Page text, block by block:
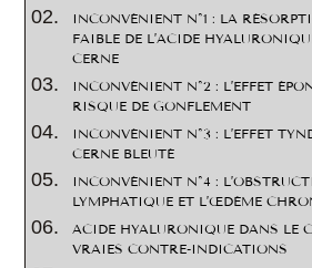
INCONVÉNIENT N°1 : LA
FAIBLE DE L’ACIDE
CERNE
INCONVÉNIENT N°2 : L’EFFET
RISQUE DE GONFLEMENT
INCONVÉNIENT N°3 : L’EFFET
CERNE BLEUTÉ
INCONVÉNIENT N°4 :
LYMPHATIQUE ET L’ŒDÈME
ACIDE HYALURONIQUE DANS LE
VRAIES CONTRE-INDICATIONS